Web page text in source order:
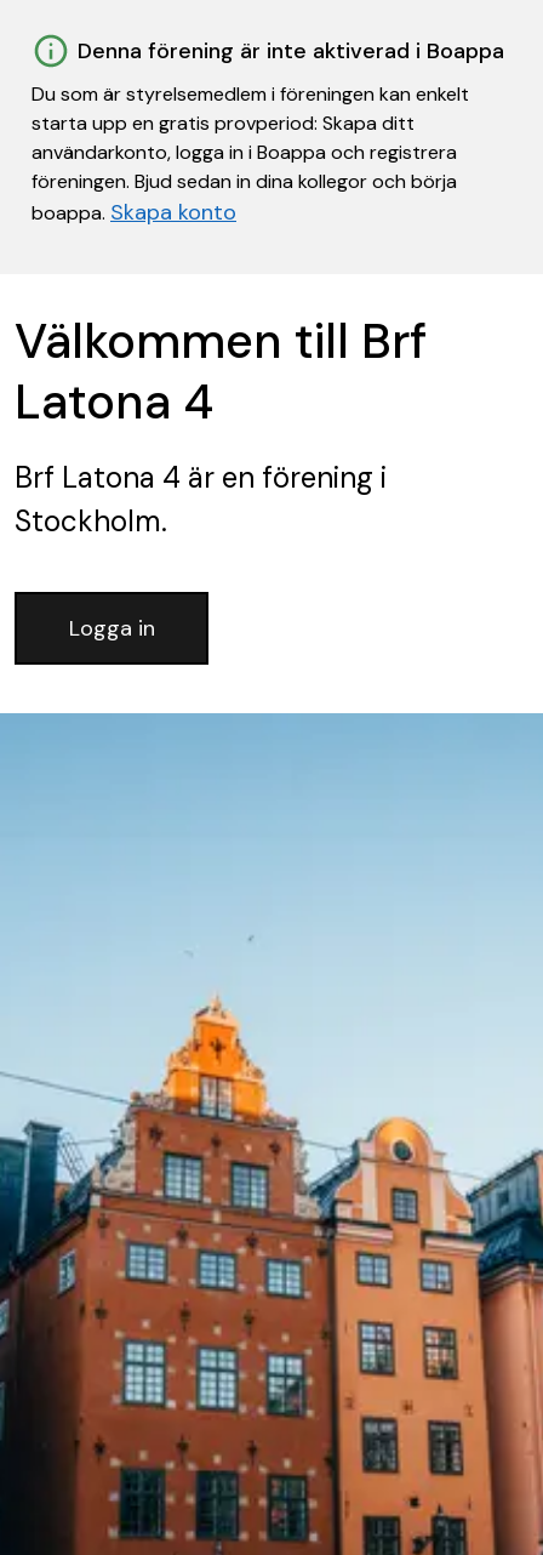
Denna förening är inte aktiverad i Boappa
Du som är styrelsemedlem i föreningen kan enkelt
starta upp en gratis provperiod: Skapa ditt
användarkonto, logga in i Boappa och registrera
föreningen. Bjud sedan in dina kollegor och börja
boappa. Skapa konto
Välkommen till Brf
Latona 4
Brf Latona 4 är en förening i
Stockholm.
Logga in